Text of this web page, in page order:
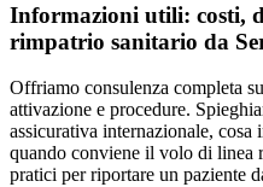
Informazioni utili: costi,
rimpatrio sanitario da
Offriamo consulenza completa
attivazione e procedure.
assicurativa internazionale,
quando conviene il volo di linea
pratici per riportare un paziente